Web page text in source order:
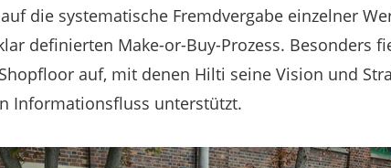
die systematische Fremdvergabe einzelner
definierten Make-or-Buy-Prozess. Besonders
auf, mit denen Hilti seine Vision und
Informationsfluss unterstützt.